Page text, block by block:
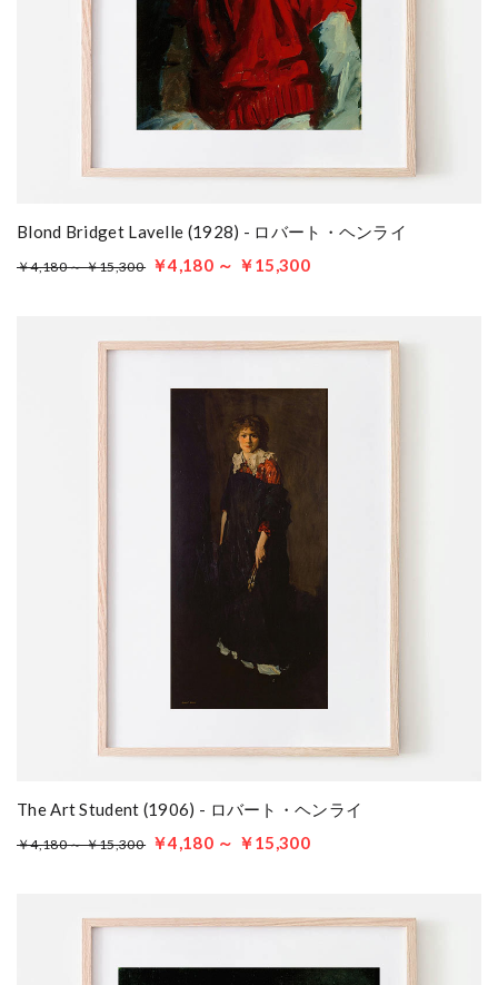
Blond Bridget Lavelle (1928) - ロバート・ヘンライ
￥4,180 ～ ￥15,300 ￥4,180 ～ ￥15,300
The Art Student (1906) - ロバート・ヘンライ
￥4,180 ～ ￥15,300 ￥4,180 ～ ￥15,300